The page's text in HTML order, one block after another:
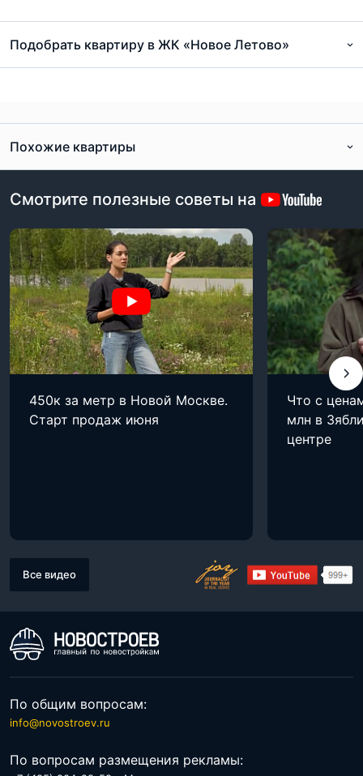
Подобрать квартиру в ЖК «Новое Летово»
Похожие квартиры
Смотрите полезные советы на
450к за метр в Новой Москве.
Старт продаж июня
Что с
млн в
центре
Все видео
По общим вопросам:
info@novostroev.ru
По вопросам размещения рекламы: